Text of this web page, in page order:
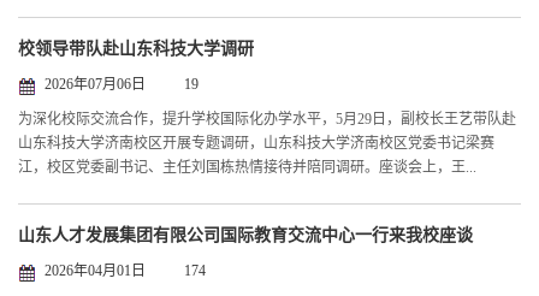
校领导带队赴山东科技大学调研
2026年07月06日 19
为深化校际交流合作，提升学校国际化办学水平，5月29日，副校长王艺带队赴
山东科技大学济南校区开展专题调研，山东科技大学济南校区党委书记梁赛
江，校区党委副书记、主任刘国栋热情接待并陪同调研。座谈会上，王...
山东人才发展集团有限公司国际教育交流中心一行来我校座谈
2026年04月01日 174